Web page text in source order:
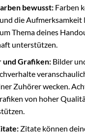
bewusst:Farben
die Aufmerksamkeit
Thema deines
unterstützen.
und Grafiken:Bilder
Zuhörer wecken.
von hoher
Zitate können